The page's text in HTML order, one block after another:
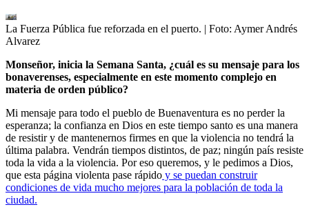
La Fuerza Pública fue reforzada en el puerto. | Foto: Aymer Andrés
Alvarez
Monseñor, inicia la Semana Santa, ¿cuál es su mensaje para los
bonaverenses, especialmente en este momento complejo en
materia de orden público?
Mi mensaje para todo el pueblo de Buenaventura es no perder la
esperanza; la confianza en Dios en este tiempo santo es una manera
de resistir y de mantenernos firmes en que la violencia no tendrá la
última palabra. Vendrán tiempos distintos, de paz; ningún país resiste
toda la vida a la violencia. Por eso queremos, y le pedimos a Dios,
que esta página violenta pase rápido y se puedan construir
condiciones de vida mucho mejores para la población de toda la
ciudad.